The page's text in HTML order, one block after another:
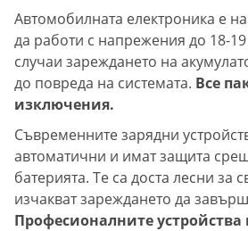
Автомобилната електроника е
да работи с напрежения до 18-
случаи зареждането на
до повреда на системата. Все
изключения.
Съвременните зарядни
автоматични и имат защита
батерията. Те са доста лесни за
изчакват зареждането да
Професионалните устройства